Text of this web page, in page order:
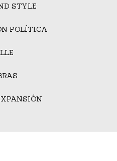
STYLE
POLÍTICA